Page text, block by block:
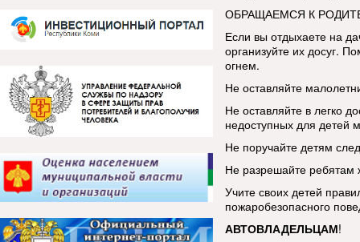
ОБРАЩАЕМСЯ К
Если вы отдыхаете на
организуйте их досуг.
огнем.
Не оставляйте
Не оставляйте в легко
недоступных для детей
Не поручайте детям
Не разрешайте ребятам
Учите своих детей
пожаробезопасного
АВТОВЛАДЕЛЬЦАМ!